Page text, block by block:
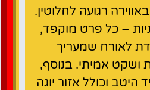
רגועה לחלוטין.
– כל פרט מוקפד,
לאורח שמעריך
ושקט אמיתי. בנוסף,
היטב וכולל אזור יוגה